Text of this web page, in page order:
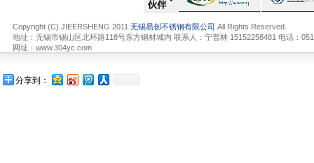
Copyright (C) JIEERSHENG 2011 无锡易创不锈钢有限公司 All Rights Reserved.
地址：无锡市锡山区北环路118号东方钢材城内 联系人：宁普林 15152258481 电话：
网址：www.304yc.com
分享到：